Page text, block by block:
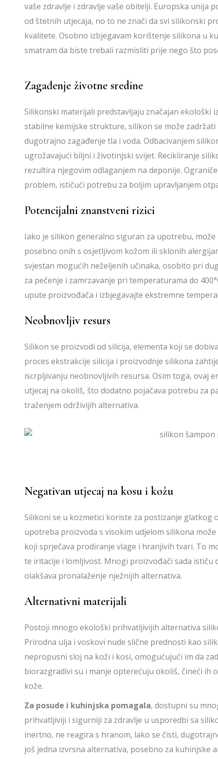
vaše zdravlje i zdravlje vaše obitelji. Europska
od štetnih utjecaja, no to ne znači da svi silikonski
kvalitete. Osobno izbjegavam korištenje silikona u
smatram da biste trebali razmisliti prije nego što
Zagađenje životne sredine
Silikonski materijali predstavljaju značajan ekološki
stabilne kemijske strukture, silikon se može
dugotrajno zagađenje tla i voda. Odbacivanjem
ugrožavajući biljni i životinjski svijet. Recikliranje
rezultira njegovim odlaganjem na deponije.
problem, ističući potrebu za boljim upravljanjem
Potencijalni znanstveni rizici
Iako je silikon generalno siguran za upotrebu,
posebno onih s osjetljivom kožom ili sklonih
svjestan mogućih neželjenih učinaka, osobito pri
za pečenje i zamrzavanje pri temperaturama do
upute proizvođača i izbjegavajte ekstremne
Neobnovljiv resurs
Silikon se proizvodi od silicija, elementa koji se
proces ekstrakcije silicija i proizvodnje silikona
iscrpljivanju neobnovljivih resursa. Osim toga, ovaj
utjecaj na okoliš, što dodatno pojačava potrebu za
traženjem održivijih alternativa.
Negativan utjecaj na kosu i kožu
Silikoni se u kozmetici koriste za postizanje glatkog
upotreba proizvoda s visokim udjelom silikona
koji sprječava prodiranje vlage i hranjivih tvari. To
te iritacije i lomljivost. Mnogi proizvođači sada
olakšava pronalaženje nježnijih alternativa.
Alternativni materijali
Postoji mnogo ekološki prihvatljivijih alternativa
Prirodna ulja i voskovi nude slične prednosti kao
nepropusni sloj na koži i kosi, omogućujući im da
biorazgradivi su i manje opterećuju okoliš, čineći ih
kože.
Za posude i kuhinjska pomagala, dostupni su
prihvatljiviji i sigurniji za zdravlje u usporedbi sa
inertno, ne reagira s hranom, lako se čisti,
još jedna izvrsna alternativa, posebno za kuhinjske